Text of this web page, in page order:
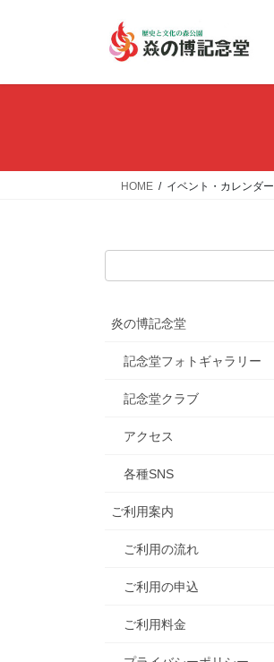
HOME イベント・カレンダー
炎の博記念堂
記念堂フォトギャラリー
記念堂クラブ
アクセス
各種SNS
ご利用案内
ご利用の流れ
ご利用の申込
ご利用料金